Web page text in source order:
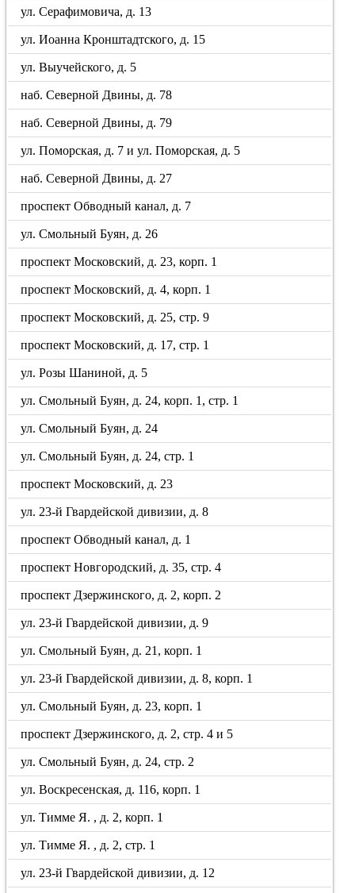
ул. Серафимовича, д. 13
ул. Иоанна Кронштадтского, д. 15
ул. Выучейского, д. 5
наб. Северной Двины, д. 78
наб. Северной Двины, д. 79
ул. Поморская, д. 7 и ул. Поморская, д. 5
наб. Северной Двины, д. 27
проспект Обводный канал, д. 7
ул. Смольный Буян, д. 26
проспект Московский, д. 23, корп. 1
проспект Московский, д. 4, корп. 1
проспект Московский, д. 25, стр. 9
проспект Московский, д. 17, стр. 1
ул. Розы Шаниной, д. 5
ул. Смольный Буян, д. 24, корп. 1, стр. 1
ул. Смольный Буян, д. 24
ул. Смольный Буян, д. 24, стр. 1
проспект Московский, д. 23
ул. 23-й Гвардейской дивизии, д. 8
проспект Обводный канал, д. 1
проспект Новгородский, д. 35, стр. 4
проспект Дзержинского, д. 2, корп. 2
ул. 23-й Гвардейской дивизии, д. 9
ул. Смольный Буян, д. 21, корп. 1
ул. 23-й Гвардейской дивизии, д. 8, корп. 1
ул. Смольный Буян, д. 23, корп. 1
проспект Дзержинского, д. 2, стр. 4 и 5
ул. Смольный Буян, д. 24, стр. 2
ул. Воскресенская, д. 116, корп. 1
ул. Тимме Я. , д. 2, корп. 1
ул. Тимме Я. , д. 2, стр. 1
ул. 23-й Гвардейской дивизии, д. 12